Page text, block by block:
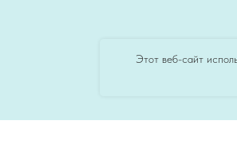
Этот веб-сайт